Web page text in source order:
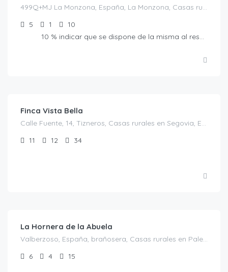
499Q+MJ La Monzona, España, La Monzona, Casas rurales en Castellón, España
5
1
10
10 % indicar que se dispone de la misma al reservar.
Finca Vista Bella
Calle Fuente, 14, Tizneros, Casas rurales en Segovia, España
11
12 34
La Hornera de la Abuela
Valberzoso, España, brañosera, Casas rurales en Palencia, España
6
4 15